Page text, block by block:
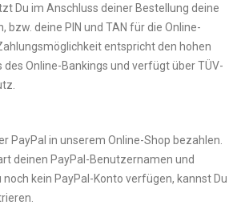
Du im Anschluss deiner Bestellung deine
bzw. deine PIN und TAN für die Online-
entspricht den hohen
Online-Bankings und verfügt über TÜV-
PayPal in unserem Online-Shop bezahlen.
deinen PayPal-Benutzernamen und
noch kein PayPal-Konto verfügen, kannst Du